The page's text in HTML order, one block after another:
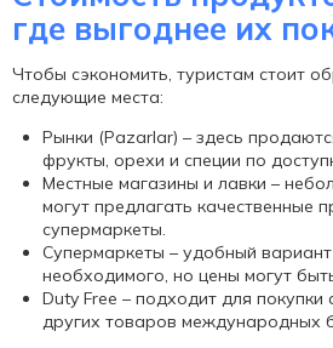
где выгоднее их
Чтобы сэкономить, туристам стоит
следующие места:
Рынки (Pazarlar) – здесь
фрукты, орехи и специи по
Местные магазины и лавки –
могут предлагать качественные
супермаркеты.
Супермаркеты – удобный вариант
необходимого, но цены могут
Duty Free – подходит для
других товаров международных